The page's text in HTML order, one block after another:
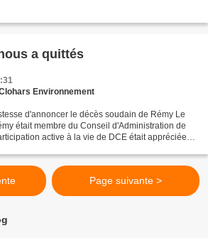
a quittés
Environnement
d'annoncer le décès soudain de Rémy Le
était membre du Conseil d'Administration de
active à la vie de DCE était appréciée
Page suivante >